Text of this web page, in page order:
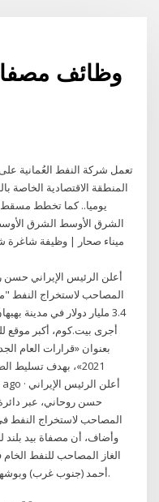
وظائف
تعمل شركة النفط العُمانية على
المنطقة الاقتصادية الخاصة
يوميا.. كما تخطط مسقط
الشرق الأوسط الشرق
ميناء صحار | وظيفة
أعلن الرئيس الإيراني حسن
المصاحب لاستخراج النفط
3.4 مليار دولار في مدينة
أجرى بيت.كوم، أكبر موقع
بعنوان «قرارات العام
2021»، بهدف تسليط
حسن روحاني، عبر دائرة
أحمد (جنوب غرب) وبوشهر (جنوب)، ومن ثم تحويله لإلى الغاز المفيد.